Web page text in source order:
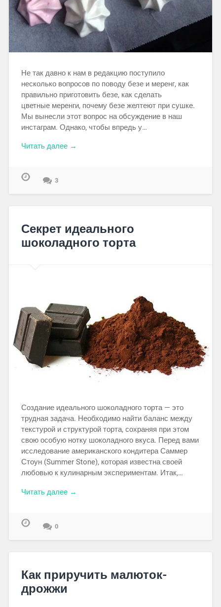
Не так давно к нам в редакцию поступило
несколько вопросов по поводу безе и меренг, как
правильно приготовить безе, как сделать
цветные меренги, почему безе желтеют при сушке.
Мы вынесли этот вопрос на обсуждение в наш
инстаграм. Однако, чтобы впредь у…
Читать далее →
3
Секрет идеального
шоколадного торта
Создание идеального шоколадного торта — это
трудная задача. Необходимо найти баланс между
текстурой и структурой торта, сохраняя при этом
свою особую нотку шоколадного вкуса. Перед вами
исследование американского кондитера Саммер
Стоун (Summer Stone), которая известна своей
любовью к кулинарным экспериментам. Итак,…
Читать далее →
0
Как приручить малюток-
дрожжи